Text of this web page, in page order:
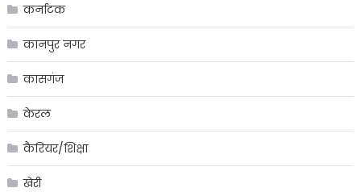
कर्नाटक
कानपुर नगर
कासगंज
केरल
कैरियर/शिक्षा
खेरी